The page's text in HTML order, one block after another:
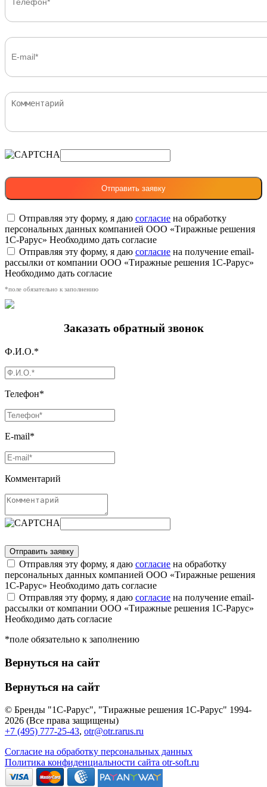
Отправляя эту форму, я даю согласие на обработку
персональных данных компанией ООО «Тиражные решения
1С-Рарус» Необходимо дать согласие
Отправляя эту форму, я даю согласие на получение email-
рассылки от компании ООО «Тиражные решения 1С-Рарус»
Необходимо дать согласие
*поле обязательно к заполнению
Заказать обратный звонок
Ф.И.О.*
Телефон*
E-mail*
Комментарий
Отправляя эту форму, я даю согласие на обработку
персональных данных компанией ООО «Тиражные решения
1С-Рарус» Необходимо дать согласие
Отправляя эту форму, я даю согласие на получение email-
рассылки от компании ООО «Тиражные решения 1С-Рарус»
Необходимо дать согласие
*поле обязательно к заполнению
Вернуться на сайт
Вернуться на сайт
© Бренды "1С-Рарус", "Тиражные решения 1С-Рарус" 1994-
2026 (Все права защищены)
+7 (495) 777-25-43, otr@otr.rarus.ru
Согласие на обработку персональных данных
Политика конфиденциальности сайта otr-soft.ru